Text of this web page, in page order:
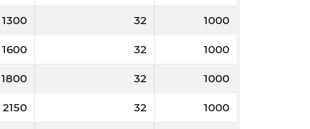
1300 32 1000
1600 32 1000
1800 32 1000
2150 32 1000